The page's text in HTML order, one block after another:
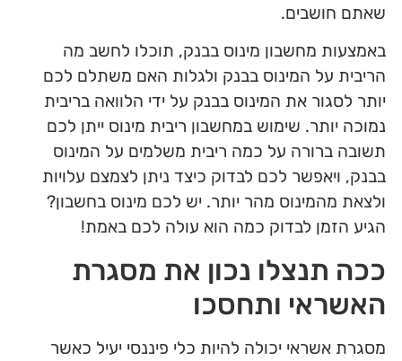
שאתם חושבים.
באמצעות מחשבון מינוס בבנק, תוכלו לחשב מה
הריבית על המינוס בבנק ולגלות האם משתלם לכם
יותר לסגור את המינוס בבנק על ידי הלוואה בריבית
נמוכה יותר. שימוש במחשבון ריבית מינוס ייתן לכם
תשובה ברורה על כמה ריבית משלמים על המינוס
בבנק, ויאפשר לכם לבדוק כיצד ניתן לצמצם עלויות
ולצאת מהמינוס מהר יותר. יש לכם מינוס בחשבון?
הגיע הזמן לבדוק כמה הוא עולה לכם באמת!
ככה תנצלו נכון את מסגרת
האשראי ותחסכו
מסגרת אשראי יכולה להיות כלי פיננסי יעיל כאשר